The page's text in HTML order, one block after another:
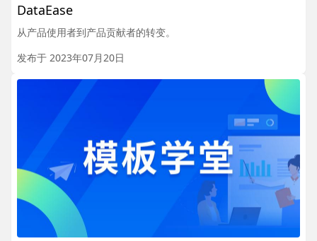
DataEase
从产品使用者到产品贡献者的转变。
发布于 2023年07月20日